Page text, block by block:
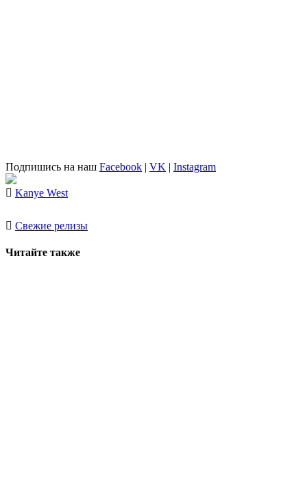
Подпишись на наш Facebook | VK | Instagram
Kanye West
Свежие релизы
Читайте также